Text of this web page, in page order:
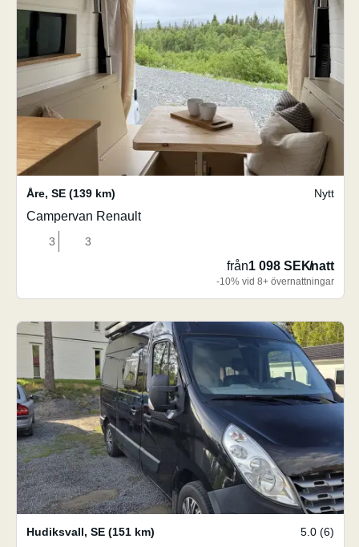
Åre, SE (139 km) Nytt
Campervan Renault
3 3
från1 098 SEK/natt
-10% vid 8+ övernattningar
Hudiksvall, SE (151 km) 5.0 (6)